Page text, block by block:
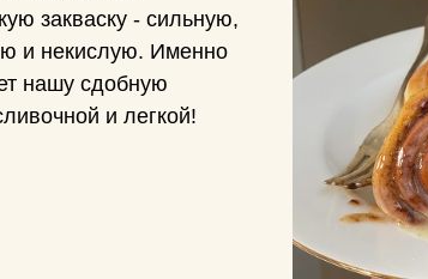
закваску - сильную,
и некислую. Именно
нашу сдобную
и легкой!